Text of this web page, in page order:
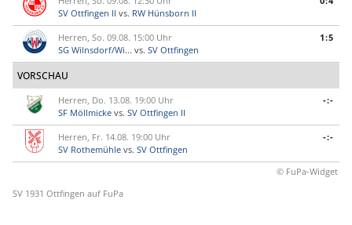
SV Ottfingen II vs. RW Hünsborn II
Herren, So. 09.08. 15:00 Uhr
SG Wilnsdorf/Wi... vs. SV Ottfingen
1:5
VORSCHAU
Herren, Do. 13.08. 19:00 Uhr
SF Möllmicke vs. SV Ottfingen II
-:-
Herren, Fr. 14.08. 19:00 Uhr
SV Rothemühle vs. SV Ottfingen
-:-
© FuPa-Widget
SV 1931 Ottfingen auf FuPa